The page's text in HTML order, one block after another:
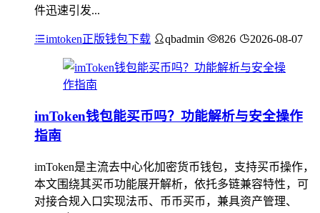
件迅速引发...
imtoken正版钱包下载 qbadmin 826 2026-08-07
imToken钱包能买币吗？功能解析与安全操作
指南
imToken是主流去中心化加密货币钱包，支持买币操作，
本文围绕其买币功能展开解析，依托多链兼容特性，可
对接合规入口实现法币、币币买币，兼具资产管理、